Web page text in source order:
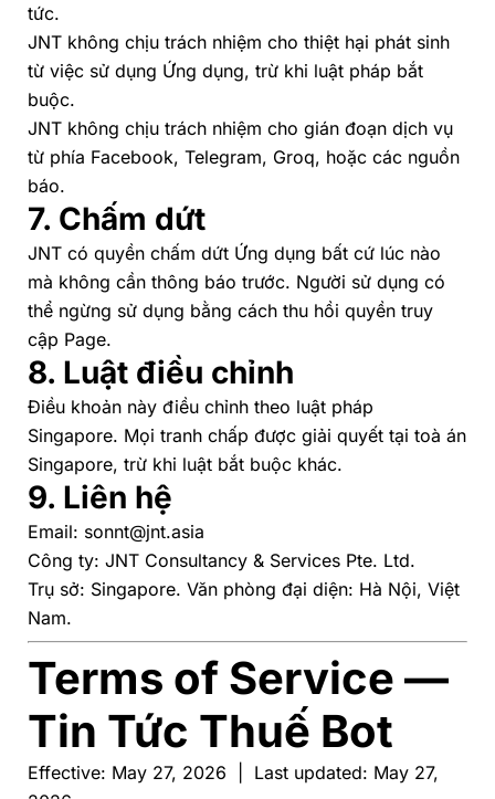
tức.
JNT không chịu trách nhiệm cho thiệt hại phát sinh
từ việc sử dụng Ứng dụng, trừ khi luật pháp bắt
buộc.
JNT không chịu trách nhiệm cho gián đoạn dịch vụ
từ phía Facebook, Telegram, Groq, hoặc các nguồn
báo.
7. Chấm dứt
JNT có quyền chấm dứt Ứng dụng bất cứ lúc nào
mà không cần thông báo trước. Người sử dụng có
thể ngừng sử dụng bằng cách thu hồi quyền truy
cập Page.
8. Luật điều chỉnh
Điều khoản này điều chỉnh theo luật pháp
Singapore. Mọi tranh chấp được giải quyết tại toà án
Singapore, trừ khi luật bắt buộc khác.
9. Liên hệ
Email: sonnt@jnt.asia
Công ty: JNT Consultancy & Services Pte. Ltd.
Trụ sở: Singapore. Văn phòng đại diện: Hà Nội, Việt
Nam.
Terms of Service —
Tin Tức Thuế Bot
Effective: May 27, 2026 | Last updated: May 27,